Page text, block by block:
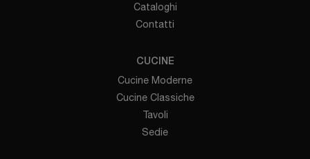
Cataloghi
Contatti
CUCINE
Cucine Moderne
Cucine Classiche
Tavoli
Sedie